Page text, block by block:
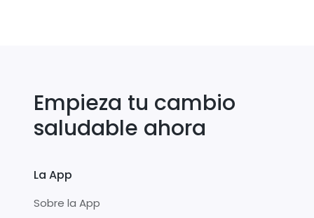
Empieza tu cambio
saludable ahora
La App
Sobre la App